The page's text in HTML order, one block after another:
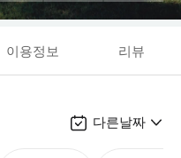
이용정보 리뷰
다른날짜